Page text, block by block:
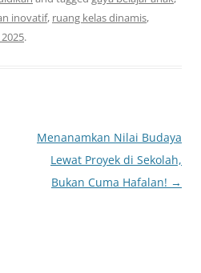
inovatif, ruang kelas dinamis,
2025.
Menanamkan Nilai Budaya
Lewat Proyek di Sekolah,
Bukan Cuma Hafalan! →